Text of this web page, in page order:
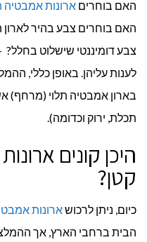
האם בוחרים ארונות אמבטיה
האם בוחרים צבע בהיר לארון
צבע דומיננטי שישלוט
לענות עליהן. באופן כללי,
בארון אמבטיה תלוי (מרחף)
תכלת, ירוק וכדומה).
היכן קונים
קטן?
כיום, ניתן לרכושארונות
הבית ברחבי הארץ, אך